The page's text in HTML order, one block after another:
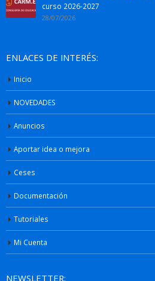
curso 2026-2027
28/07/2026
ENLACES DE INTERÉS:
Inicio
NOVEDADES
Anuncios
Aportar idea o mejora
Ceses
Documentación
Tutoriales
Mi Cuenta
NEWSLETTER: